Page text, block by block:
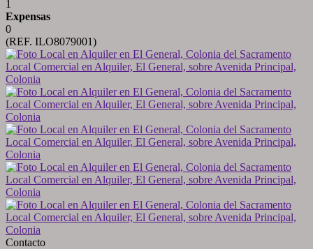
1
Expensas
0
(REF. ILO8079001)
Contacto